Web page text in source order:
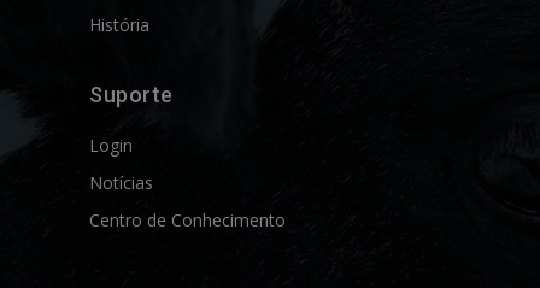
História
Suporte
Login
Notícias
Centro de Conhecimento